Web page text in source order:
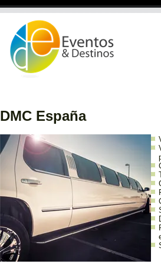
DMC España